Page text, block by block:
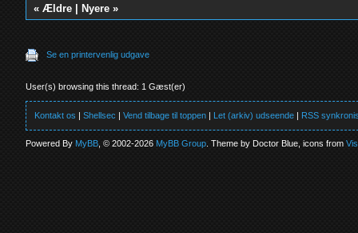
«Ældre Nyere »
Se en printervenlig udgave
User(s) browsing this thread: 1 Gæst(er)
Kontakt os |Shellsec |Vend tilbage til toppen | Let (arkiv) udseende | RSS
Powered ByMyBB , © 2002-2026MyBB Group . Theme by Doctor Blue, icons from